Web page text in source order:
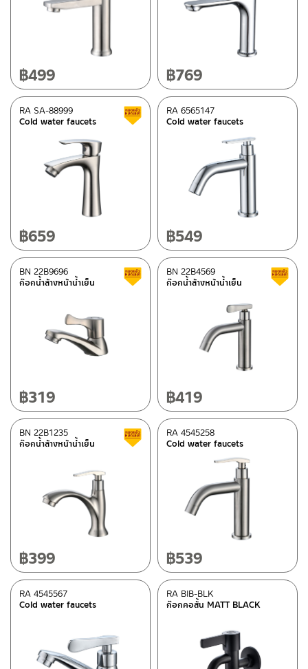
฿499 ฿769
Cold water faucets
RA SA-88999 Clearance sale
฿659
Cold water faucets
RA 6565147
฿549
ก๊อกน้ำล้างหน้าน้ำเย็น
BN 22B9696 Clearance sale
฿319
ก๊อกน้ำล้างหน้าน้ำเย็น
BN 22B4569
฿419
ก๊อกน้ำล้างหน้าน้ำเย็น
BN 22B1235 Clearance sale
฿399
Cold water faucets
RA 4545258
฿539
Cold water faucets
RA 4545567
ก๊อกคอสั้น MATT BLACK
RA BIB-BLK